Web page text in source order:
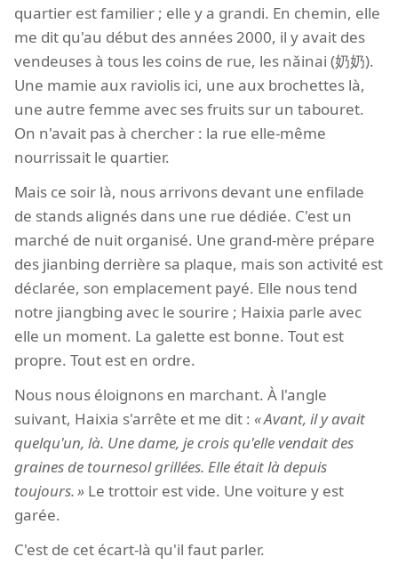
quartier est familier ; elle y a grandi. En chemin, elle
me dit qu'au début des années 2000, il y avait des
vendeuses à tous les coins de rue, les nǎinai (奶奶).
Une mamie aux raviolis ici, une aux brochettes là,
une autre femme avec ses fruits sur un tabouret.
On n'avait pas à chercher : la rue elle-même
nourrissait le quartier.
Mais ce soir là, nous arrivons devant une enfilade
de stands alignés dans une rue dédiée. C'est un
marché de nuit organisé. Une grand-mère prépare
des jianbing derrière sa plaque, mais son activité est
déclarée, son emplacement payé. Elle nous tend
notre jiangbing avec le sourire ; Haixia parle avec
elle un moment. La galette est bonne. Tout est
propre. Tout est en ordre.
Nous nous éloignons en marchant. À l'angle
suivant, Haixia s'arrête et me dit :
Avant, il y avait
quelqu'un, là. Une dame, je crois qu'elle vendait des
graines de tournesol grillées. Elle était là depuis
toujours.
Le trottoir est vide. Une voiture y est
garée.
C'est de cet écart-là qu'il faut parler.